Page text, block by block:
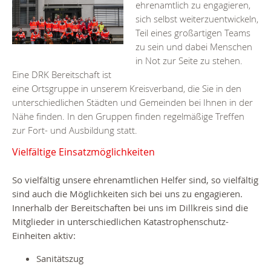
ehrenamtlich zu engagieren,
sich selbst weiterzuentwickeln,
Teil eines großartigen Teams
zu sein und dabei Menschen
in Not zur Seite zu stehen.
Eine DRK Bereitschaft ist
eine Ortsgruppe in unserem Kreisverband, die Sie in den
unterschiedlichen Städten und Gemeinden bei Ihnen in der
Nähe finden. In den Gruppen finden regelmäßige Treffen
zur Fort- und Ausbildung statt.
Vielfältige Einsatzmöglichkeiten
So vielfältig unsere ehrenamtlichen Helfer sind, so vielfältig
sind auch die Möglichkeiten sich bei uns zu engagieren.
Innerhalb der Bereitschaften bei uns im Dillkreis sind die
Mitglieder in unterschiedlichen Katastrophenschutz-
Einheiten aktiv:
Sanitätszug